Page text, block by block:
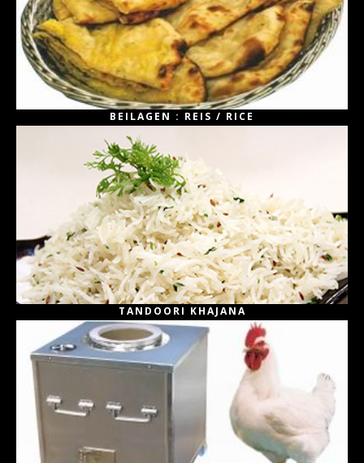
BEILAGEN : REIS / RICE
TANDOORI KHAJANA